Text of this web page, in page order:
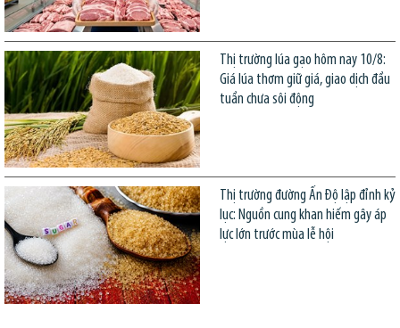
Thị trường lúa gạo hôm nay 10/8:
Giá lúa thơm giữ giá, giao dịch đầu
tuần chưa sôi động
Thị trường đường Ấn Độ lập đỉnh kỷ
lục: Nguồn cung khan hiếm gây áp
lực lớn trước mùa lễ hội